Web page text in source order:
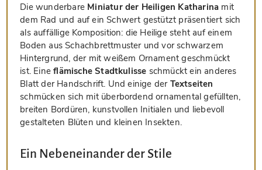
Die wunderbare Miniatur der Heiligen Katharina mit
dem Rad und auf ein Schwert gestützt präsentiert sich
als auffällige Komposition: die Heilige steht auf einem
Boden aus Schachbrettmuster und vor schwarzem
Hintergrund, der mit weißem Ornament geschmückt
ist. Eineflämische Stadtkulisse schmückt ein anderes
Blatt der Handschrift. Und einige der Textseiten
schmücken sich mit überbordend ornamental gefüllten,
breiten Bordüren, kunstvollen Initialen und liebevoll
gestalteten Blüten und kleinen Insekten.
Ein Nebeneinander der Stile